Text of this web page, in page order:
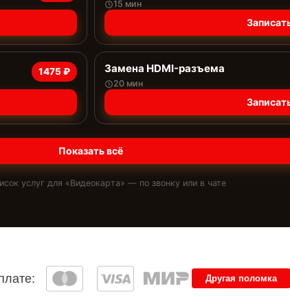
15 мин
1475 ₽ Замена HDMI-разъема
20 мин
Показать всё
услуг для «Видеокарта» — по звонку или в чате
Другая поломка